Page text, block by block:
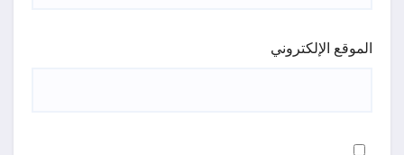
الموقع الإلكتروني